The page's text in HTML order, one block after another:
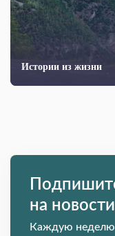
Истории из жизни
на
Каждую неделю